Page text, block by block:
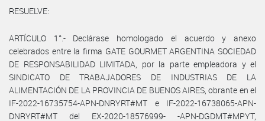
RESUELVE:
ARTÍCULO 1°.- Declárase homologado el acuerdo y anexo
celebrados entre la firma GATE GOURMET ARGENTINA SOCIEDAD
DE RESPONSABILIDAD LIMITADA, por la parte empleadora y el
SINDICATO DE TRABAJADORES DE INDUSTRIAS DE LA
ALIMENTACIÓN DE LA PROVINCIA DE BUENOS AIRES, obrante en el
IF-2022-16735754-APN-DNRYRT#MT e IF-2022-16738065-APN-
DNRYRT#MT del EX-2020-18576999- -APN-DGDMT#MPYT,